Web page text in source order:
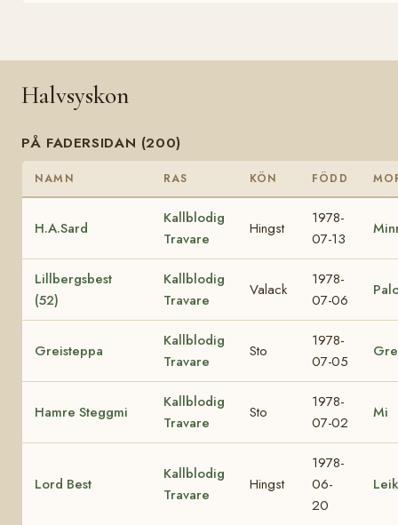
Halvsyskon
PÅ FADERSIDAN (200)
NAMN RAS KÖN FÖDD
H.A.Sard
Kallblodig
Travare
Hingst
1978-
07-13
Lillbergsbest
(52)
Kallblodig
Travare
Valack
1978-
07-06
Greisteppa
Kallblodig
Travare
Sto
1978-
07-05
Hamre Steggmi
Kallblodig
Travare
Sto
1978-
07-02
Mi
Lord Best
Kallblodig
Travare
Hingst
1978-
06-
20